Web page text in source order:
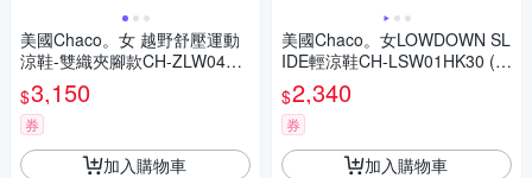
美國Chaco。女 越野舒壓運動
涼鞋-雙織夾腳款CH-ZLW04HI
18 (無損藍調)
$3,150
券
加入購物車
美國Chaco。女LOWDOWN SL
IDE輕涼鞋CH-LSW01HK30 (熱
帶果汁)
$2,340
券
加入購物車